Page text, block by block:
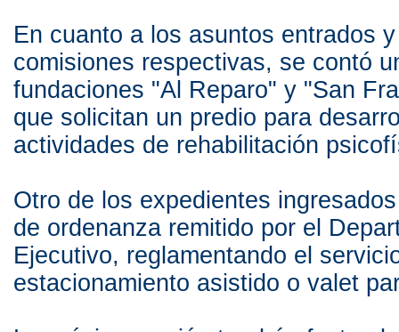
En cuanto a los asuntos entrados
comisiones respectivas, se contó
fundaciones "Al Reparo" y "San
que solicitan un predio para
actividades de rehabilitación
Otro de los expedientes
de ordenanza remitido por el
Ejecutivo, reglamentando el
estacionamiento asistido o valet